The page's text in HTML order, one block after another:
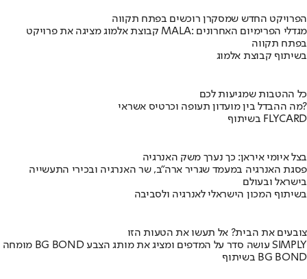
הפרויקט החדש שמסקרן רוכשים בפתח תקווה
קבוצת אלמוג מציגה את פרויקט MALA: מגדלי הפרימיום האחרונים
בפתח תקווה
בשיתוף קבוצת אלמוג
כל ההטבות שמגיעות לכם
מה ההבדל בין מועדון תעופה וכרטיס אשראי?
בשיתוף FLYCARD
בצל איומי איראן: כך נערך משק האנרגיה
פסגת האנרגיה במעמד שגריר ארה"ב, שר האנרגיה ובכירי התעשייה
בישראל ובעולם
בשיתוף המכון הישראלי לאנרגיה ולסביבה
צובעים את הבית? אל תעשו את הטעות הזו
מומחה BG BOND עושה סדר על המדפים ומציג את מותג הצבע SIMPLY
בשיתוף BG BOND